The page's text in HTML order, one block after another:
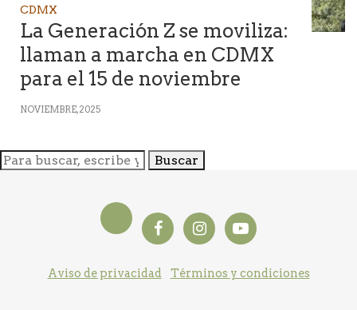
CDMX
La Generación Z se moviliza:
llaman a marcha en CDMX
para el 15 de noviembre
NOVIEMBRE, 2025
Buscar
Aviso de privacidad Términos y condiciones